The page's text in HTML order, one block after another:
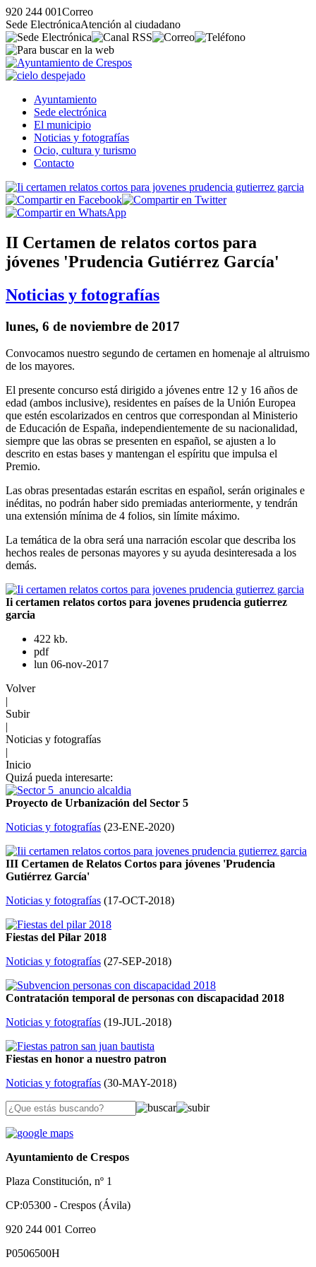
920 244 001Correo
Sede ElectrónicaAtención al ciudadano
Ayuntamiento
Sede electrónica
El municipio
Noticias y fotografías
Ocio, cultura y turismo
Contacto
II Certamen de relatos cortos para
jóvenes 'Prudencia Gutiérrez García'
Noticias y fotografías
lunes, 6 de noviembre de 2017
Convocamos nuestro segundo de certamen en homenaje al altruismo
de los mayores.
El presente concurso está dirigido a jóvenes entre 12 y 16 años de
edad (ambos inclusive), residentes en países de la Unión Europea
que estén escolarizados en centros que correspondan al Ministerio
de Educación de España, independientemente de su nacionalidad,
siempre que las obras se presenten en español, se ajusten a lo
descrito en estas bases y mantengan el espíritu que impulsa el
Premio.
Las obras presentadas estarán escritas en español, serán originales e
inéditas, no podrán haber sido premiadas anteriormente, y tendrán
una extensión mínima de 4 folios, sin límite máximo.
La temática de la obra será una narración escolar que describa los
hechos reales de personas mayores y su ayuda desinteresada a los
demás.
Ii certamen relatos cortos para jovenes prudencia gutierrez
garcia
422 kb.
pdf
lun 06-nov-2017
Volver
|
Subir
|
Noticias y fotografías
|
Inicio
Quizá pueda interesarte:
Proyecto de Urbanización del Sector 5
Noticias y fotografías (23-ENE-2020)
III Certamen de Relatos Cortos para jóvenes 'Prudencia
Gutiérrez García'
Noticias y fotografías (17-OCT-2018)
Fiestas del Pilar 2018
Noticias y fotografías (27-SEP-2018)
Contratación temporal de personas con discapacidad 2018
Noticias y fotografías (19-JUL-2018)
Fiestas en honor a nuestro patron
Noticias y fotografías (30-MAY-2018)
Ayuntamiento de Crespos
Plaza Constitución, nº 1
CP:05300 - Crespos (Ávila)
920 244 001 Correo
P0506500H